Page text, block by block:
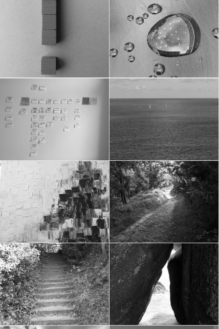
openchoice
Radical Collaboration.
openchoice
Together Everyone Achieves
More.
openchoice
Structure agile, résultats
concrets.
openchoice
Simplicité.
openchoice
Budget collaboratif.
openchoice
Inspiration.
openchoice
Vivez votre voyage du Héros !
Voir nos Formations & Ateliers
openchoice
La porte du changement ne
s’ouvre que de l’intérieur.
{Salomé}